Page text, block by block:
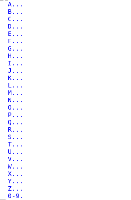
A...
B...
C...
D...
E...
F...
G...
H...
I...
J...
K...
L...
M...
N...
O...
P...
Q...
R...
S...
T...
U...
V...
W...
X...
Y...
Z...
0-9.